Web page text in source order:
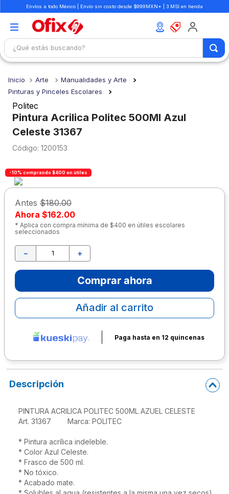
Envíos a todo México | Envío sin costo desde $999MXN* | 3 MSI en tienda
¿Qué estás buscando?
Arte
Manualidades y Arte
Pinturas y Pinceles Escolares
Politec
Pintura Acrilica Politec 500Ml Azul
Celeste 31367
: 1200153
-10% comprando $400 en útiles
Antes $180.00
Ahora $162.00
* Aplica con compra mínima de $400 en útiles escolares
seleccionados
＋
－
Comprar ahora
Añadir al carrito
Paga hasta en 12 quincenas
Descripción
PINTURA ACRILICA POLITEC 500ML AZUEL CELESTE
Art. 31367        Marca: POLITEC
* Pintura acrílica indeleble.
* Color Azul Celeste.
* Frasco de 500 ml.
* No tóxico.
* Acabado mate.
1.
mochilas
2
3.
cuaderno
4.
cuadernos
colores
6.
boligrafo
7.
escolar
8 .
sacapuntas
9
lapiz
10. escritorio